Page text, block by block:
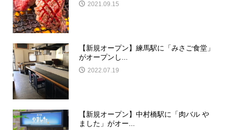
2021.09.15
【新規オープン】練馬駅に「みさご食堂」
がオープンし...
2022.07.19
【新規オープン】中村橋駅に「肉バル や
ました」がオー...